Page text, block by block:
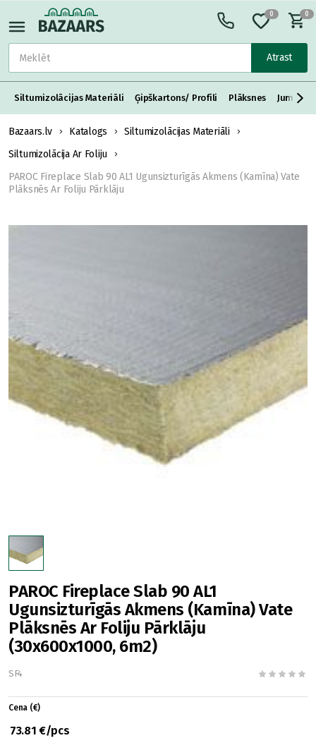
Atrast
0 0
Siltumizolācijas Materiāli Ģipškartons/ Profili Plāksnes Jumta
Bazaars.lv Katalogs
Siltumizolācijas Materiāli
Siltumizolācija Ar Foliju
PAROC Fireplace Slab 90 AL1 Ugunsizturīgās Akmens (Kamīna) Vate
Plāksnēs Ar Foliju Pārklāju
PAROC Fireplace Slab 90 AL1
Ugunsizturīgās Akmens (Kamīna) Vate
Plāksnēs Ar Foliju Pārklāju
(30x600x1000, 6m2)
SF4
Cena (€)
73.81 €/pcs